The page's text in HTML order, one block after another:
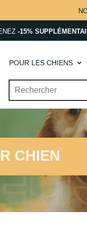
-15%
POUR LES CHIENS
CHIEN